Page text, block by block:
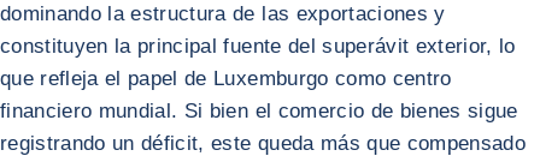
dominando la estructura de las exportaciones y
constituyen la principal fuente del superávit exterior, lo
que refleja el papel de Luxemburgo como centro
financiero mundial. Si bien el comercio de bienes sigue
registrando un déficit, este queda más que compensado